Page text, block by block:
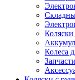
Коляски
Колеса